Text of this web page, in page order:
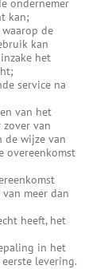
ondernemer
kan;
de
kan
het
service na
van het
van
de wijze van
overeenkomst
meer dan
heeft, het
in het
levering.